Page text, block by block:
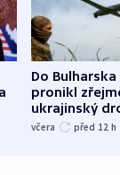
Do Bulharska
pronikl
ukrajinský
explodoval
včera před 12 h